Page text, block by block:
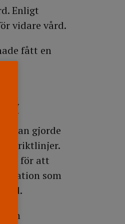
Enligt
vidare vård.
fått en
gjorde
riktlinjer.
för att
som
och